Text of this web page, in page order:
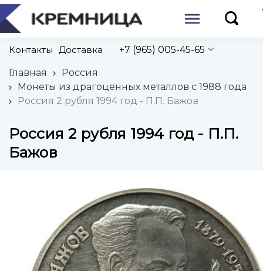
Контакты Доставка +7 (965) 005-45-65
Главная
Россия
Монеты из драгоценных металлов с 1988 года
Россия 2 рубля 1994 год - П.П. Бажов
Россия 2 рубля 1994 год - П.П.
Бажов